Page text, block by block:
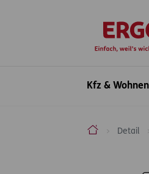
Kfz & Wohnen
ERGODetail